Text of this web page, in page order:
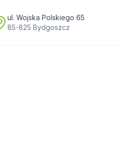
ul. Wojska Polskiego 65
85-825 Bydgoszcz